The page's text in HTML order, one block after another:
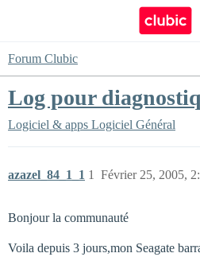
Forum Clubic
Log pour
Logiciel & apps Logiciel Général
azazel_84_1_1 Février 25, 2005,
1
Bonjour la communauté
Voila depuis 3 jours,mon Seagate